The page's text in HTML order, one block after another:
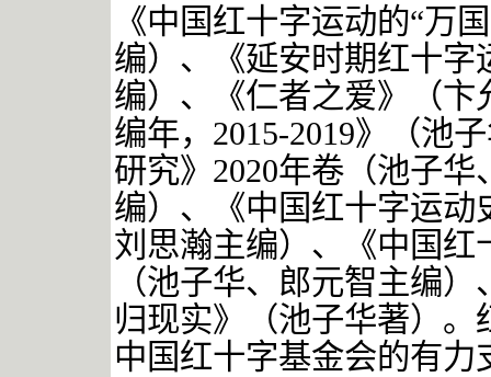
《中国红十字运动的“万
编）、《延安时期红十
编）、《仁者之爱》（
编年，2015-2019》（池
研究》2020年卷（池子
编）、《中国红十字运
刘思瀚主编）、《中国
（池子华、郎元智主编
归现实》（池子华著）
中国红十字基金会的有力